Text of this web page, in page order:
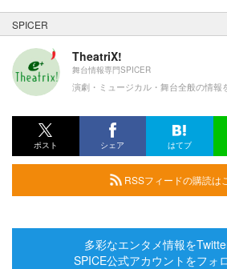
SPICER
TheatriX!
舞台情報専門SPICER
演劇・ミュージカル・舞台全般の情報
ポスト シェア はてブ
RSSフィードの購読は
多彩なエンタメ情報を
SPICE公式アカウントをフォ